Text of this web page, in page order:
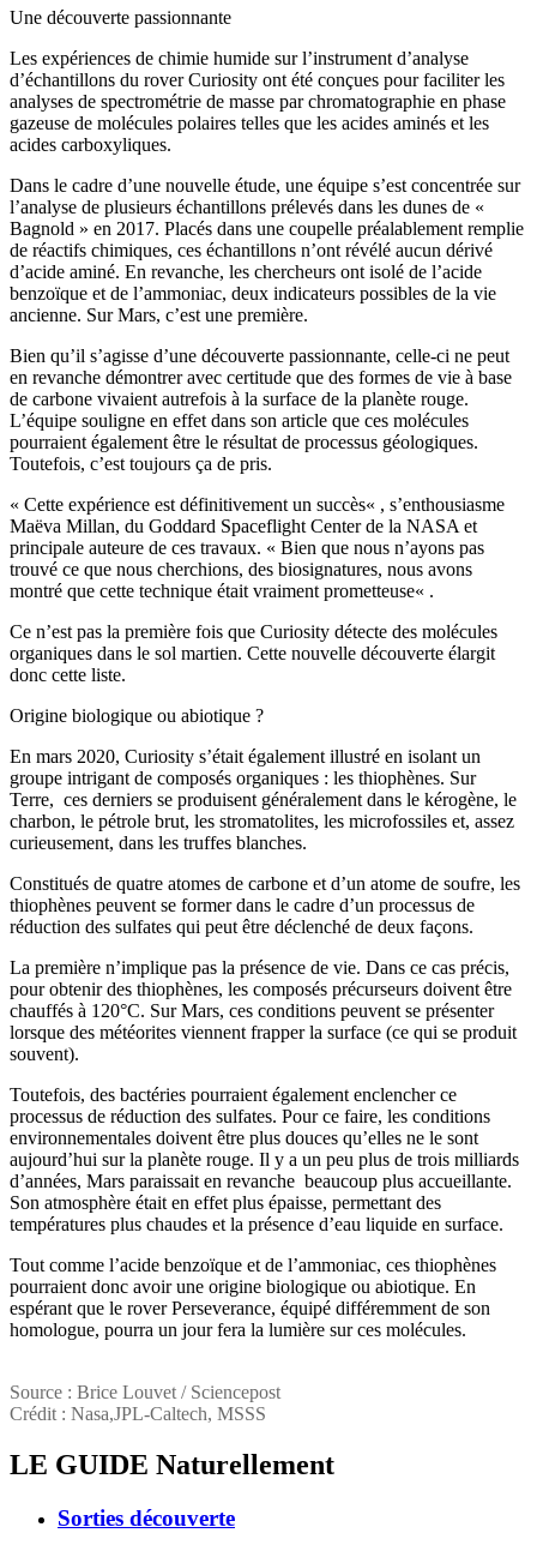
Une découverte passionnante
Les expériences de chimie humide sur l’instrument d’analyse
d’échantillons du rover Curiosity ont été conçues pour faciliter les
analyses de spectrométrie de masse par chromatographie en phase
gazeuse de molécules polaires telles que les acides aminés et les
acides carboxyliques.
Dans le cadre d’une nouvelle étude, une équipe s’est concentrée sur
l’analyse de plusieurs échantillons prélevés dans les dunes de «
Bagnold » en 2017. Placés dans une coupelle préalablement remplie
de réactifs chimiques, ces échantillons n’ont révélé aucun dérivé
d’acide aminé. En revanche, les chercheurs ont isolé de l’acide
benzoïque et de l’ammoniac, deux indicateurs possibles de la vie
ancienne. Sur Mars, c’est une première.
Bien qu’il s’agisse d’une découverte passionnante, celle-ci ne peut
en revanche démontrer avec certitude que des formes de vie à base
de carbone vivaient autrefois à la surface de la planète rouge.
L’équipe souligne en effet dans son article que ces molécules
pourraient également être le résultat de processus géologiques.
Toutefois, c’est toujours ça de pris.
« Cette expérience est définitivement un succès« , s’enthousiasme
Maëva Millan, du Goddard Spaceflight Center de la NASA et
principale auteure de ces travaux. « Bien que nous n’ayons pas
trouvé ce que nous cherchions, des biosignatures, nous avons
montré que cette technique était vraiment prometteuse« .
Ce n’est pas la première fois que Curiosity détecte des molécules
organiques dans le sol martien. Cette nouvelle découverte élargit
donc cette liste.
Origine biologique ou abiotique ?
En mars 2020, Curiosity s’était également illustré en isolant un
groupe intrigant de composés organiques : les thiophènes. Sur
Terre, ces derniers se produisent généralement dans le kérogène, le
charbon, le pétrole brut, les stromatolites, les microfossiles et, assez
curieusement, dans les truffes blanches.
Constitués de quatre atomes de carbone et d’un atome de soufre, les
thiophènes peuvent se former dans le cadre d’un processus de
réduction des sulfates qui peut être déclenché de deux façons.
La première n’implique pas la présence de vie. Dans ce cas précis,
pour obtenir des thiophènes, les composés précurseurs doivent être
chauffés à 120°C. Sur Mars, ces conditions peuvent se présenter
lorsque des météorites viennent frapper la surface (ce qui se produit
souvent).
Toutefois, des bactéries pourraient également enclencher ce
processus de réduction des sulfates. Pour ce faire, les conditions
environnementales doivent être plus douces qu’elles ne le sont
aujourd’hui sur la planète rouge. Il y a un peu plus de trois milliards
d’années, Mars paraissait en revanche beaucoup plus accueillante.
Son atmosphère était en effet plus épaisse, permettant des
températures plus chaudes et la présence d’eau liquide en surface.
Tout comme l’acide benzoïque et de l’ammoniac, ces thiophènes
pourraient donc avoir une origine biologique ou abiotique. En
espérant que le rover Perseverance, équipé différemment de son
homologue, pourra un jour fera la lumière sur ces molécules.
Source : Brice Louvet / Sciencepost
Crédit : Nasa,JPL-Caltech, MSSS
LE GUIDE Naturellement
Sorties découverte